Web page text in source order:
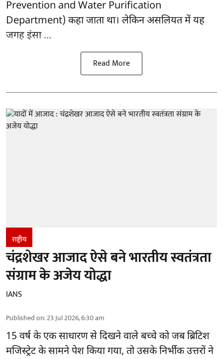
Prevention and Water Purification
Department) कहा जाता था। लेकिन असलियत में यह
जगह इंसा ...
Read More
राष्ट्रीय
चंद्रशेखर आजाद ऐसे बने भारतीय स्वतंत्रता
संग्राम के अजेय योद्धा
IANS
Published on:23 Jul 2026, 6:30 am
15 वर्ष के एक साधारण से दिखने वाले बच्चे को जब ब्रिटिश
मजिस्ट्रेट के सामने पेश किया गया, तो उसके निर्भीक उत्तरों ने